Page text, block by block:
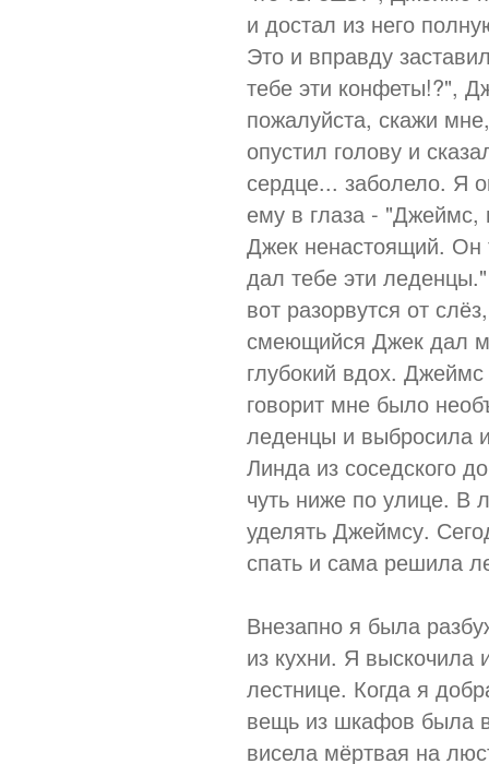
и достал из него
Это и вправду
тебе эти конфеты!?",
пожалуйста, скажи
опустил голову и
сердце... заболело. Я
ему в глаза -
Джек ненастоящий. Он
дал тебе эти
вот разорвутся от
смеющийся Джек дал
глубокий вдох.
говорит мне было
леденцы и выбросила
Линда из соседского
чуть ниже по улице. В
уделять Джеймсу.
спать и сама решила
Внезапно я была
из кухни. Я выскочила
лестнице. Когда я
вещь из шкафов была
висела мёртвая на